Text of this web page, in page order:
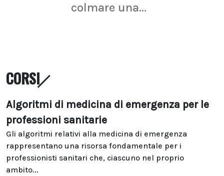
colmare una...
CORSI
Algoritmi di medicina di emergenza per le
professioni sanitarie
Gli algoritmi relativi alla medicina di emergenza
rappresentano una risorsa fondamentale per i
professionisti sanitari che, ciascuno nel proprio
ambito...